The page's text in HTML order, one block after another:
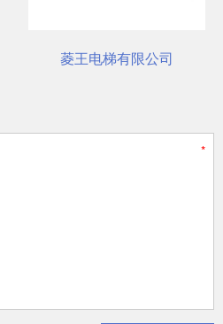
菱王电梯有限公司